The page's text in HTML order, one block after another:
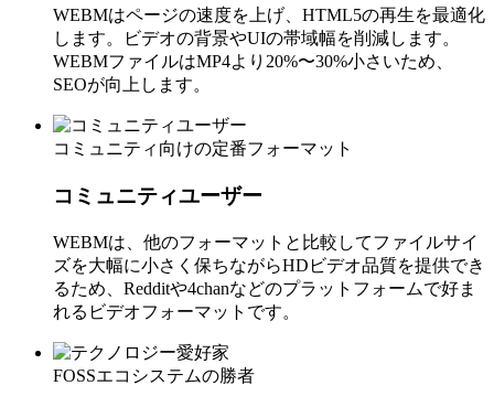
WEBMはページの速度を上げ、HTML5の再生を最適化
します。ビデオの背景やUIの帯域幅を削減します。
WEBMファイルはMP4より20%〜30%小さいため、
SEOが向上します。
コミュニティ向けの定番フォーマット
コミュニティユーザー
WEBMは、他のフォーマットと比較してファイルサイ
ズを大幅に小さく保ちながらHDビデオ品質を提供でき
るため、Redditや4chanなどのプラットフォームで好ま
れるビデオフォーマットです。
FOSSエコシステムの勝者